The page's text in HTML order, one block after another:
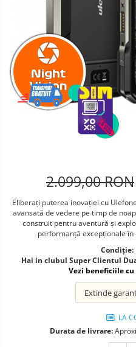
Telefoane mobile HUAWEI
Telefoane mobile iHunt
Telefoane mobile Xiaomi
Telefoane mobile AGM
Telefoane mobile Realme
Telefoane mobile ZTE Nubia
Telefoane mobile ALTE
2.099,00 RON
Eliberați puterea inovației cu
avansată de vedere pe timp de
construit pentru aventură și
performanță excepționale
Condiție:
Hai in clubul Super Clientul
Vezi beneficiile
LA
Durata de livrare: